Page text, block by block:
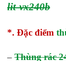
lit-vx240b
*. Đặc điểm
– Thùng rác